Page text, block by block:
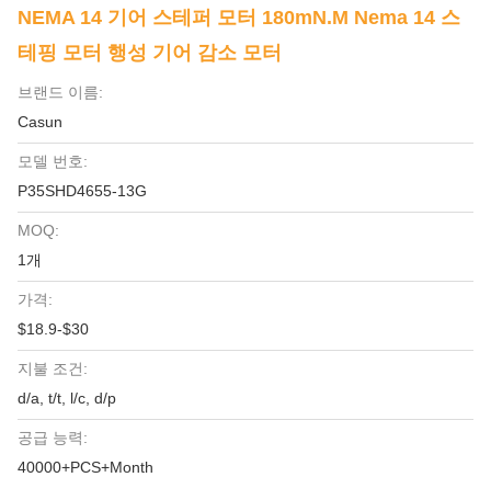
NEMA 14 기어 스테퍼 모터 180mN.M Nema 14 스
테핑 모터 행성 기어 감소 모터
브랜드 이름:
Casun
모델 번호:
P35SHD4655-13G
MOQ:
1개
가격:
$18.9-$30
지불 조건:
d/a, t/t, l/c, d/p
공급 능력:
40000+PCS+Month